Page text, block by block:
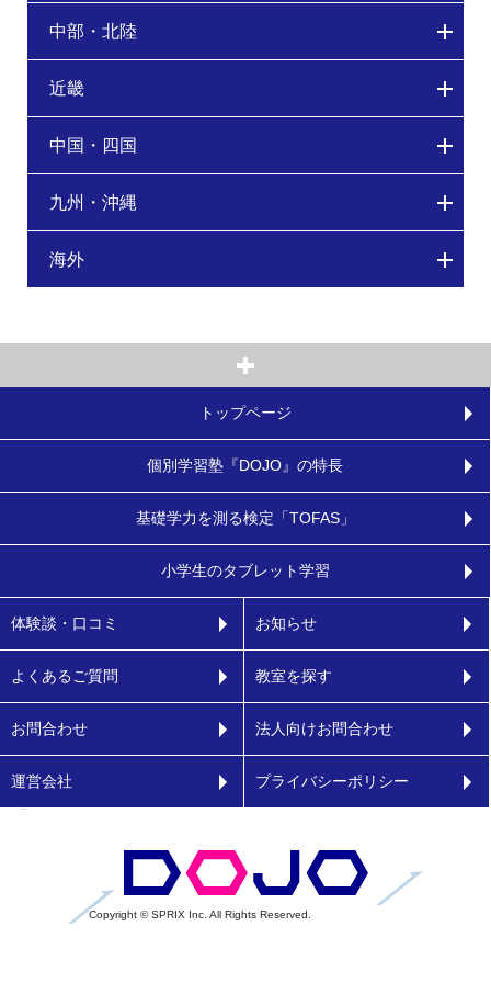
中部・北陸
近畿
中国・四国
九州・沖縄
海外
トップページ
個別学習塾『DOJO』の特長
基礎学力を測る検定「TOFAS」
小学生のタブレット学習
体験談・口コミ お知らせ
よくあるご質問 教室を探す
お問合わせ 法人向けお問合わせ
運営会社 プライバシーポリシー
Copyright © SPRIX Inc. All Rights Reserved.